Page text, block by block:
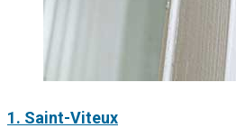
1. Saint-Viteux